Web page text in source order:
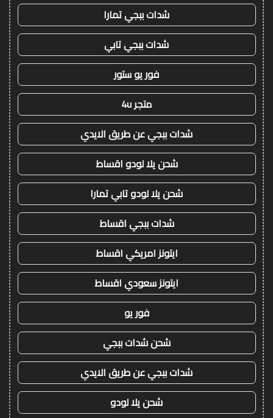
شدات ببجي تمارا
شدات ببجي تابي
فور يو ستور
متجر 4u
شدات ببجي عن طريق الايدي
شحن يلا لودو اقساط
شحن يلا لودو تابي تمارا
شدات ببجي اقساط
ايتونز امريكي اقساط
ايتونز سعودي اقساط
فور يو
شحن شدات ببجي
شدات ببجي عن طريق الايدي
شحن يلا لودو